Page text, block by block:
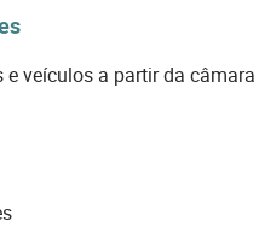
veículos a partir da câmara